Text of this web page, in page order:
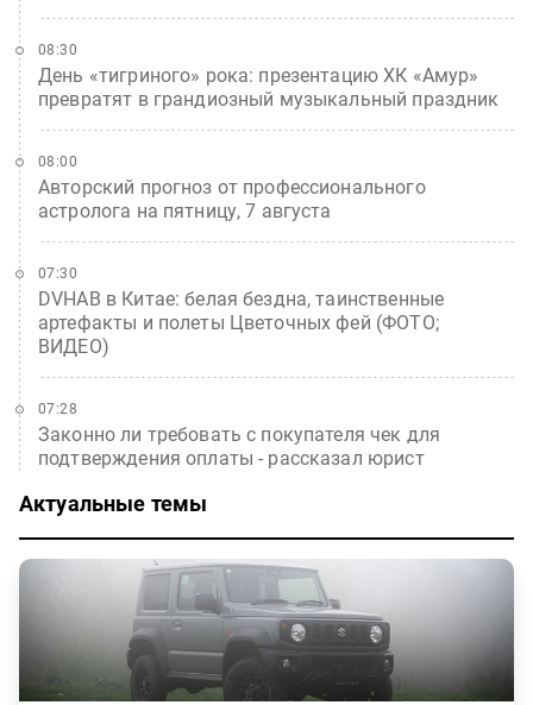
День «тигриного» рока: презентацию ХК «Амур»
превратят в грандиозный музыкальный праздник
08:30
Авторский прогноз от профессионального
астролога на пятницу, 7 августа
08:00
DVHAB в Китае: белая бездна, таинственные
артефакты и полеты Цветочных фей (ФОТО;
ВИДЕО)
07:30
Законно ли требовать с покупателя чек для
подтверждения оплаты - рассказал юрист
07:28
Актуальные темы